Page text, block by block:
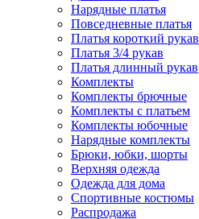
Нарядные платья
Повседневные платья
Платья короткий рукав
Платья 3/4 рукав
Платья длинный рукав
Комплекты
Комплекты брючные
Комплекты с платьем
Комплекты юбочные
Нарядные комплекты
Брюки, юбки, шорты
Верхняя одежда
Одежда для дома
Спортивные костюмы
Распродажа